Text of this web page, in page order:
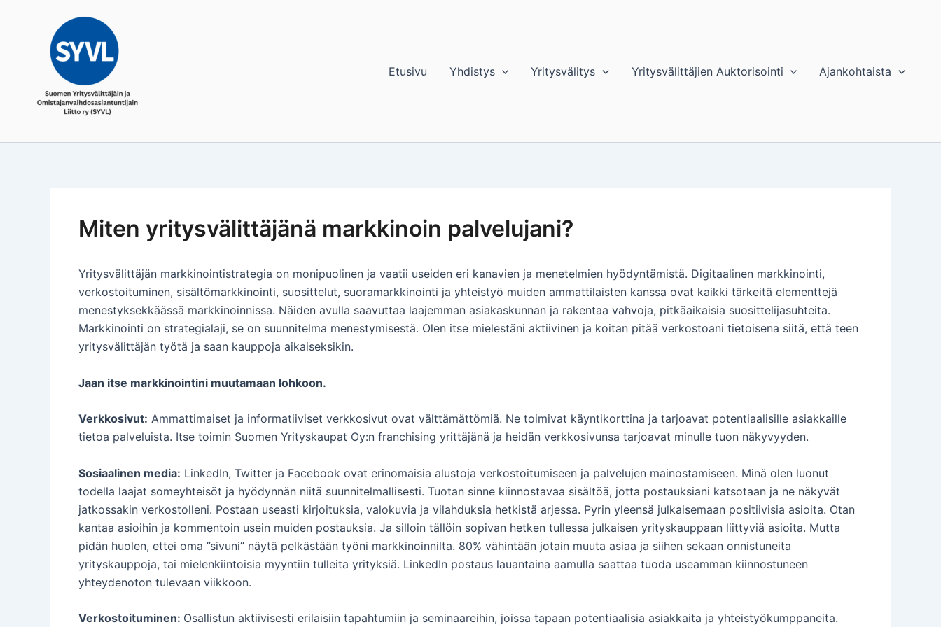
Etusivu
Yhdistys Yritysvälitys Yritysvälittäjien Auktorisointi Ajankohtaista
Miten yritysvälittäjänä markkinoin palvelujani?
Yritysvälittäjän markkinointistrategia on monipuolinen ja vaatii useiden eri kanavien ja menetelmien hyödyntämistä. Digitaalinen markkinointi,
verkostoituminen, sisältömarkkinointi, suosittelut, suoramarkkinointi ja yhteistyö muiden ammattilaisten kanssa ovat kaikki tärkeitä elementtejä
menestyksekkäässä markkinoinnissa. Näiden avulla saavuttaa laajemman asiakaskunnan ja rakentaa vahvoja, pitkäaikaisia suosittelijasuhteita.
Markkinointi on strategialaji, se on suunnitelma menestymisestä. Olen itse mielestäni aktiivinen ja koitan pitää verkostoani tietoisena siitä, että teen
yritysvälittäjän työtä ja saan kauppoja aikaiseksikin.
Jaan itse markkinointini muutamaan lohkoon.
Verkkosivut: Ammattimaiset ja informatiiviset verkkosivut ovat välttämättömiä. Ne toimivat käyntikorttina ja tarjoavat potentiaalisille asiakkaille
tietoa palveluista. Itse toimin Suomen Yrityskaupat Oy:n franchising yrittäjänä ja heidän verkkosivunsa tarjoavat minulle tuon näkyvyyden.
Sosiaalinen media: LinkedIn, Twitter ja Facebook ovat erinomaisia alustoja verkostoitumiseen ja palvelujen mainostamiseen. Minä olen luonut
todella laajat someyhteisöt ja hyödynnän niitä suunnitelmallisesti. Tuotan sinne kiinnostavaa sisältöä, jotta postauksiani katsotaan ja ne näkyvät
jatkossakin verkostolleni. Postaan useasti kirjoituksia, valokuvia ja vilahduksia hetkistä arjessa. Pyrin yleensä julkaisemaan positiivisia asioita. Otan
kantaa asioihin ja kommentoin usein muiden postauksia. Ja silloin tällöin sopivan hetken tullessa julkaisen yrityskauppaan liittyviä asioita. Mutta
pidän huolen, ettei oma ”sivuni” näytä pelkästään työni markkinoinnilta. 80% vähintään jotain muuta asiaa ja siihen sekaan onnistuneita
yrityskauppoja, tai mielenkiintoisia myyntiin tulleita yrityksiä. LinkedIn postaus lauantaina aamulla saattaa tuoda useamman kiinnostuneen
yhteydenoton tulevaan viikkoon.
Verkostoituminen: Osallistun aktiivisesti erilaisiin tapahtumiin ja seminaareihin, joissa tapaan potentiaalisia asiakkaita ja yhteistyökumppaneita.